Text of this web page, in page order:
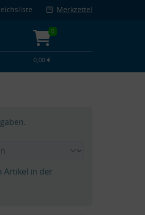
Merkzettel
0
0,00 €
Artikel in der